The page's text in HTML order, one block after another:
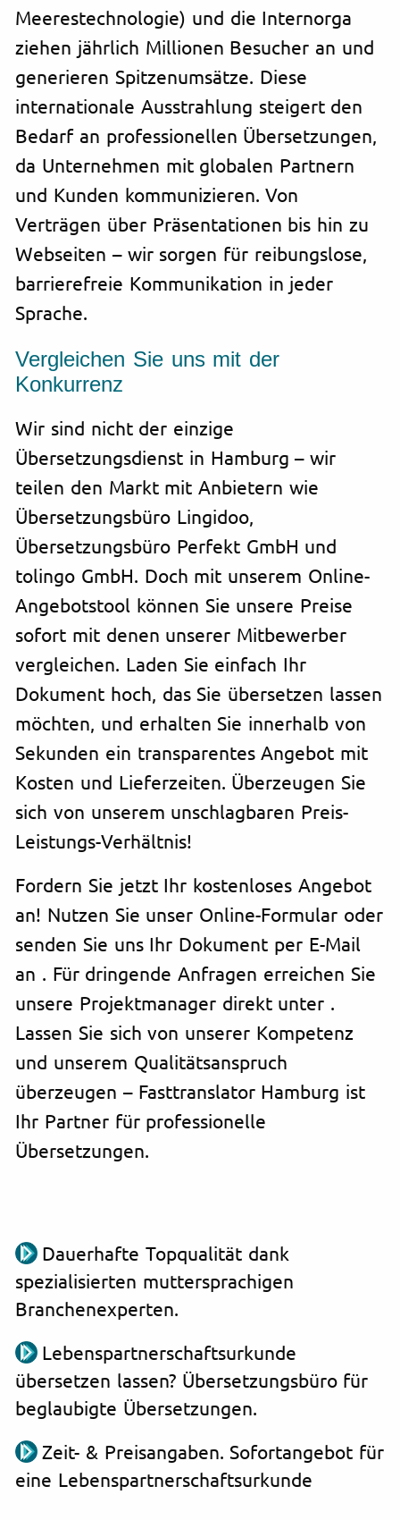
Meerestechnologie) und die Internorga
ziehen jährlich Millionen Besucher an und
generieren Spitzenumsätze. Diese
internationale Ausstrahlung steigert den
Bedarf an professionellen Übersetzungen,
da Unternehmen mit globalen Partnern
und Kunden kommunizieren. Von
Verträgen über Präsentationen bis hin zu
Webseiten – wir sorgen für reibungslose,
barrierefreie Kommunikation in jeder
Sprache.
Vergleichen Sie uns mit der
Konkurrenz
Wir sind nicht der einzige
Übersetzungsdienst in Hamburg – wir
teilen den Markt mit Anbietern wie
Übersetzungsbüro Lingidoo,
Übersetzungsbüro Perfekt GmbH und
tolingo GmbH. Doch mit unserem Online-
Angebotstool können Sie unsere Preise
sofort mit denen unserer Mitbewerber
vergleichen. Laden Sie einfach Ihr
Dokument hoch, das Sie übersetzen lassen
möchten, und erhalten Sie innerhalb von
Sekunden ein transparentes Angebot mit
Kosten und Lieferzeiten. Überzeugen Sie
sich von unserem unschlagbaren Preis-
Leistungs-Verhältnis!
Fordern Sie jetzt Ihr kostenloses Angebot
an! Nutzen Sie unser Online-Formular oder
senden Sie uns Ihr Dokument per E-Mail
an . Für dringende Anfragen erreichen Sie
unsere Projektmanager direkt unter .
Lassen Sie sich von unserer Kompetenz
und unserem Qualitätsanspruch
überzeugen – Fasttranslator Hamburg ist
Ihr Partner für professionelle
Übersetzungen.
Dauerhafte Topqualität dank
spezialisierten muttersprachigen
Branchenexperten.
Lebenspartnerschaftsurkunde
übersetzen lassen? Übersetzungsbüro für
beglaubigte Übersetzungen.
Zeit- & Preisangaben. Sofortangebot für
eine Lebenspartnerschaftsurkunde